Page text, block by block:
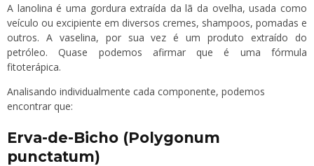
A lanolina é uma gordura extraída da lã da ovelha, usada como
veículo ou excipiente em diversos cremes, shampoos, pomadas e
outros. A vaselina, por sua vez é um produto extraído do
petróleo. Quase podemos afirmar que é uma fórmula
fitoterápica.
Analisando individualmente cada componente, podemos
encontrar que:
Erva-de-Bicho (Polygonum
punctatum)